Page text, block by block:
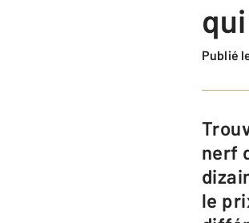
Publié
Trouver le juste prix avant de mettre son bien immobilier en vente, voilà le
nerf
le